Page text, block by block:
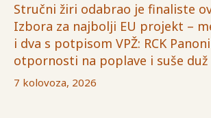
Stručni žiri odabrao je finaliste
Izbora za najbolji EU projekt –
i dva s potpisom VPŽ: RCK
otpornosti na poplave i suše duž
7 kolovoza, 2026